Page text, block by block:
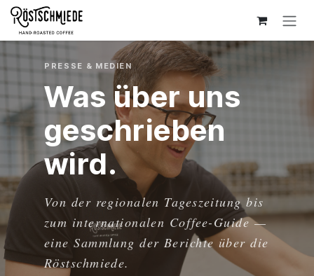
Zum Inhalt springen
PRESSE & MEDIEN
Was über uns
geschrieben
wird.
Von der regionalen Tageszeitung bis
zum internationalen Coffee-Guide —
eine Sammlung der Berichte über die
Röstschmiede.